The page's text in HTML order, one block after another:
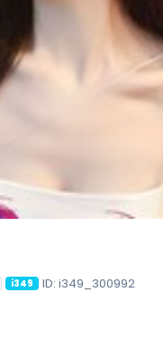
i349 ID: i349_300992